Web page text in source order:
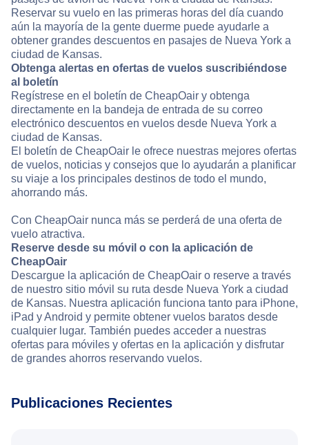
Reservar su vuelo en las primeras horas del día cuando
aún la mayoría de la gente duerme puede ayudarle a
obtener grandes descuentos en pasajes de Nueva York a
ciudad de Kansas.
Obtenga alertas en ofertas de vuelos suscribiéndose
al boletín
Regístrese en el boletín de CheapOair y obtenga
directamente en la bandeja de entrada de su correo
electrónico descuentos en vuelos desde Nueva York a
ciudad de Kansas.
El boletín de CheapOair le ofrece nuestras mejores ofertas
de vuelos, noticias y consejos que lo ayudarán a planificar
su viaje a los principales destinos de todo el mundo,
ahorrando más.
Con CheapOair nunca más se perderá de una oferta de
vuelo atractiva.
Reserve desde su móvil o con la aplicación de
CheapOair
Descargue la aplicación de CheapOair o reserve a través
de nuestro sitio móvil su ruta desde Nueva York a ciudad
de Kansas. Nuestra aplicación funciona tanto para iPhone,
iPad y Android y permite obtener vuelos baratos desde
cualquier lugar. También puedes acceder a nuestras
ofertas para móviles y ofertas en la aplicación y disfrutar
de grandes ahorros reservando vuelos.
Publicaciones Recientes